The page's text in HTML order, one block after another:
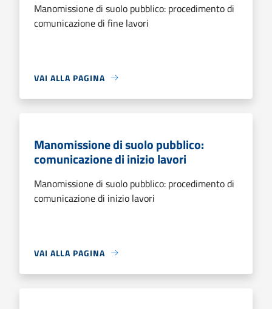
Manomissione di suolo pubblico: procedimento di
comunicazione di fine lavori
VAI ALLA PAGINA
Manomissione di suolo pubblico:
comunicazione di inizio lavori
Manomissione di suolo pubblico: procedimento di
comunicazione di inizio lavori
VAI ALLA PAGINA